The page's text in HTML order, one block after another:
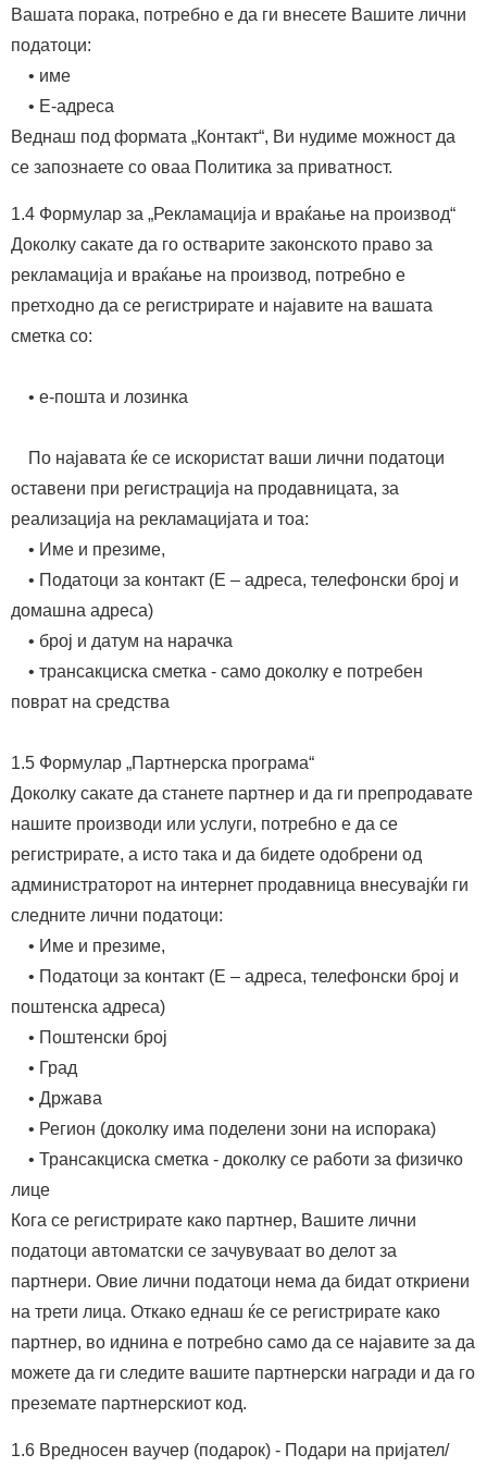
Вашата порака, потребно е да ги внесете Вашите лични
податоци:
• име
• Е-адреса
Веднаш под формата „Контакт“, Ви нудиме можност да
се запознаете со оваа Политика за приватност.
1.4 Формулар за „Рекламација и враќање на производ“
Доколку сакате да го остварите законското право за
рекламација и враќање на производ, потребно е
претходно да се регистрирате и најавите на вашата
сметка со:
• е-пошта и лозинка
По најавата ќе се искористат ваши лични податоци
оставени при регистрација на продавницата, за
реализација на рекламацијата и тоа:
• Име и презиме,
• Податоци за контакт (Е – адреса, телефонски број и
домашна адреса)
• број и датум на нарачка
• трансакциска сметка - само доколку е потребен
поврат на средства
1.5 Формулар „Партнерска програма“
Доколку сакате да станете партнер и да ги препродавате
нашите производи или услуги, потребно е да се
регистрирате, а исто така и да бидете одобрени од
администраторот на интернет продавница внесувајќи ги
следните лични податоци:
• Име и презиме,
• Податоци за контакт (Е – адреса, телефонски број и
поштенска адреса)
• Поштенски број
• Град
• Држава
• Регион (доколку има поделени зони на испорака)
• Трансакциска сметка - доколку се работи за физичко
лице
Кога се регистрирате како партнер, Вашите лични
податоци автоматски се зачувуваат во делот за
партнери. Овие лични податоци нема да бидат откриени
на трети лица. Откако еднаш ќе се регистрирате како
партнер, во иднина е потребно само да се најавите за да
можете да ги следите вашите партнерски награди и да го
преземате партнерскиот код.
1.6 Вредносен ваучер (подарок) - Подари на пријател/